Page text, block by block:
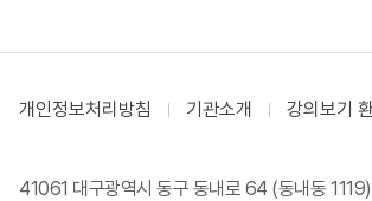
개인정보처리방침 기관소개 강의보기
41061 대구광역시 동구 동내로 64 (동내동